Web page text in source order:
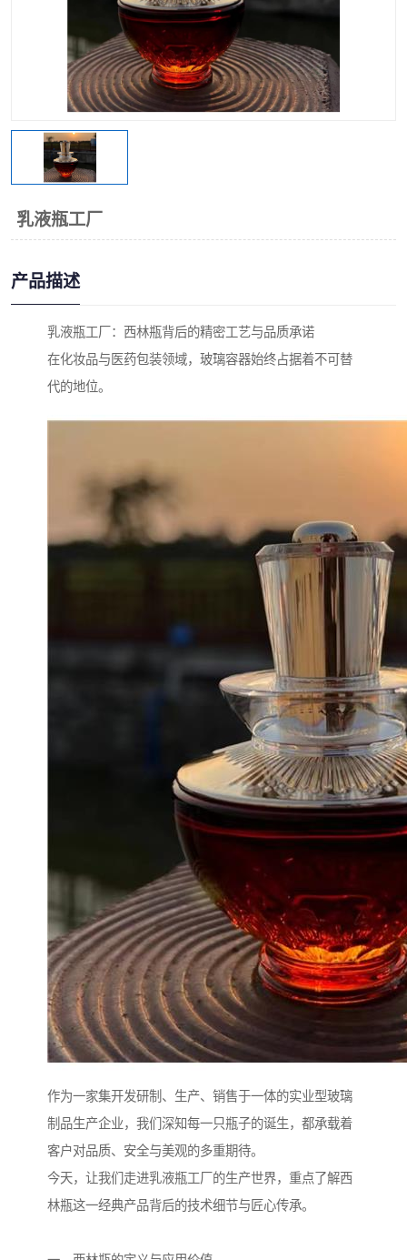
乳液瓶工厂
产品描述
乳液瓶工厂：西林瓶背后的精密工艺与品质承诺
在化妆品与医药包装领域，玻璃容器始终占据着不可替
代的地位。
作为一家集开发研制、生产、销售于一体的实业型玻璃
制品生产企业，我们深知每一只瓶子的诞生，都承载着
客户对品质、安全与美观的多重期待。
今天，让我们走进乳液瓶工厂的生产世界，重点了解西
林瓶这一经典产品背后的技术细节与匠心传承。